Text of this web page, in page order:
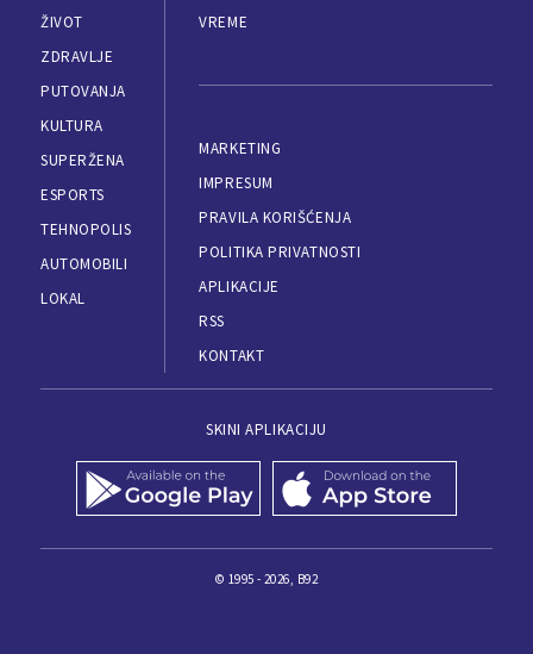
ŽIVOT
ZDRAVLJE
PUTOVANJA
KULTURA
SUPERŽENA
ESPORTS
TEHNOPOLIS
AUTOMOBILI
LOKAL
VREME
MARKETING
IMPRESUM
PRAVILA KORIŠĆENJA
POLITIKA PRIVATNOSTI
APLIKACIJE
RSS
KONTAKT
SKINI APLIKACIJU
© 1995 - 2026, B92